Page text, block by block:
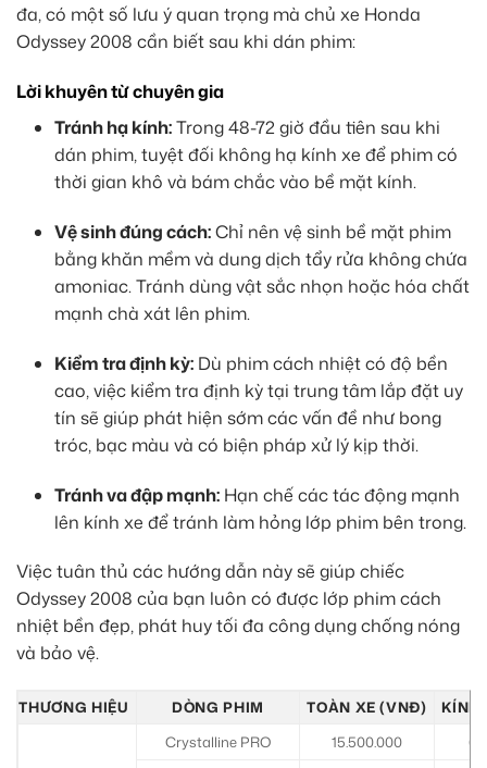
đa, có một số lưu ý quan trọng mà chủ xe Honda
Odyssey 2008 cần biết sau khi dán phim:
Lời khuyên từ chuyên gia
Tránh hạ kính:Trong 48-72 giờ đầu tiên sau khi
dán phim, tuyệt đối không hạ kính xe để phim có
thời gian khô và bám chắc vào bề mặt kính.
Vệ sinh đúng cách:Chỉ nên vệ sinh bề mặt phim
bằng khăn mềm và dung dịch tẩy rửa không chứa
amoniac. Tránh dùng vật sắc nhọn hoặc hóa chất
mạnh chà xát lên phim.
Kiểm tra định kỳ: Dù phim cách nhiệt có độ bền
cao, việc kiểm tra định kỳ tại trung tâm lắp đặt uy
tín sẽ giúp phát hiện sớm các vấn đề như bong
tróc, bạc màu và có biện pháp xử lý kịp thời.
Tránh va đập mạnh: Hạn chế các tác động mạnh
lên kính xe để tránh làm hỏng lớp phim bên trong.
Việc tuân thủ các hướng dẫn này sẽ giúp chiếc
Odyssey 2008 của bạn luôn có được lớp phim cách
nhiệt bền đẹp, phát huy tối đa công dụng chống nóng
và bảo vệ.
THƯƠNG HIỆU DÒNG PHIM TOÀN XE (VNĐ)
KÍNH
Crystalline PRO
15.500.000